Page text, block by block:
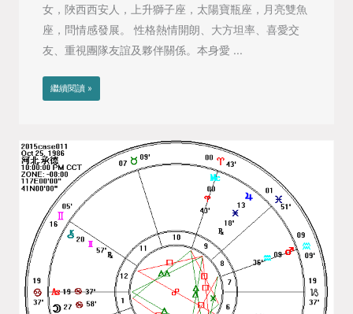
女，陜西西安人，上升獅子座，太陽寶瓶座，月亮雙魚
座，問情感發展。 性格熱情開朗、大方坦率、喜愛交
友、重視團隊友誼及夥伴關係。本身愛 ...
繼續閱讀 »